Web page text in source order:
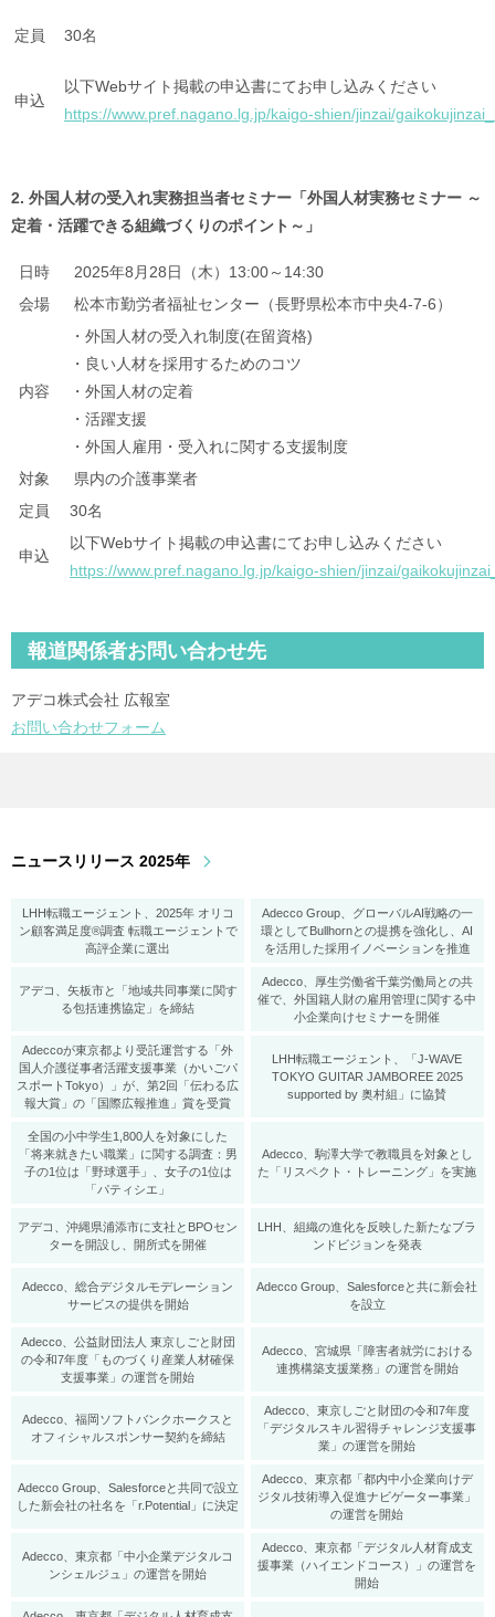
定員 30名
申込
以下Webサイト掲載の申込書にてお申し込みください
https://www.pref.nagano.lg.jp/kaigo-shien/jinzai/
2. 外国人材の受入れ実務担当者セミナー「外国人材実務セミナー ～
定着・活躍できる組織づくりのポイント～」
日時
2025年8月28日（木）13:00～14:30
会場
松本市勤労者福祉センター（長野県松本市中央4-7-6）
内容
・外国人材の受入れ制度(在留資格)
・良い人材を採用するためのコツ
・外国人材の定着
・活躍支援
・外国人雇用・受入れに関する支援制度
対象
県内の介護事業者
定員
30名
申込
以下Webサイト掲載の申込書にてお申し込みください
https://www.pref.nagano.lg.jp/kaigo-shien/jinzai/
報道関係者お問い合わせ先
アデコ株式会社 広報室
お問い合わせフォーム
ニュースリリース 2025年
LHH転職エージェント、2025年 オリコ
ン顧客満足度®調査 転職エージェントで
高評企業に選出
Adecco Group、グローバルAI戦略の一
環としてBullhornとの提携を強化し、AI
を活用した採用イノベーションを推進
アデコ、矢板市と「地域共同事業に関す
る包括連携協定」を締結
Adecco、厚生労働省千葉労働局との共
催で、外国籍人財の雇用管理に関する中
小企業向けセミナーを開催
Adeccoが東京都より受託運営する「外
国人介護従事者活躍支援事業（かいごパ
スポートTokyo）」が、第2回「伝わる広
報大賞」の「国際広報推進」賞を受賞
LHH転職エージェント、「J-WAVE
TOKYO GUITAR JAMBOREE 2025
supported by 奥村組」に協賛
全国の小中学生1,800人を対象にした
「将来就きたい職業」に関する調査：男
子の1位は「野球選手」、女子の1位は
「パティシエ」
Adecco、駒澤大学で教職員を対象とし
た「リスペクト・トレーニング」を実施
アデコ、沖縄県浦添市に支社とBPOセン
ターを開設し、開所式を開催
LHH、組織の進化を反映した新たなブラ
ンドビジョンを発表
Adecco、総合デジタルモデレーション
サービスの提供を開始
Adecco Group、Salesforceと共に新会社
を設立
Adecco、公益財団法人 東京しごと財団
の令和7年度「ものづくり産業人材確保
支援事業」の運営を開始
Adecco、宮城県「障害者就労における
連携構築支援業務」の運営を開始
Adecco、福岡ソフトバンクホークスと
オフィシャルスポンサー契約を締結
Adecco、東京しごと財団の令和7年度
「デジタルスキル習得チャレンジ支援事
業」の運営を開始
Adecco Group、Salesforceと共同で設立
した新会社の社名を「r.Potential」に決定
Adecco、東京都「都内中小企業向けデ
ジタル技術導入促進ナビゲーター事業」
の運営を開始
Adecco、東京都「中小企業デジタルコ
ンシェルジュ」の運営を開始
Adecco、東京都「デジタル人材育成支
援事業（ハイエンドコース）」の運営を
開始